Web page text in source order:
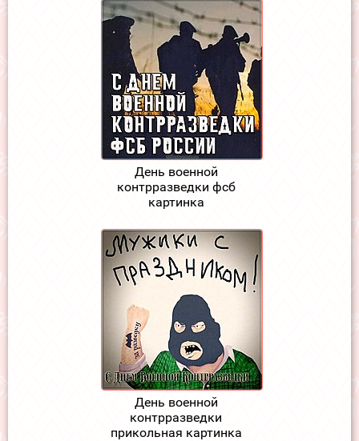
День военной
контрразведки фсб
картинка
День военной
контрразведки
прикольная картинка